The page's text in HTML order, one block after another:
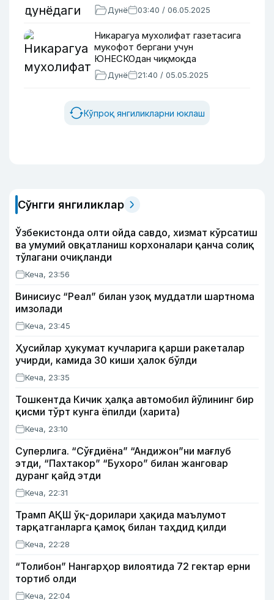
Дунё 03:40 / 06.05.2025
Никарагуа мухолифат газетасига
мукофот бергани учун
ЮНЕСКОдан чиқмоқда
Дунё 21:40 / 05.05.2025
Кўпроқ янгиликларни юклаш
Сўнгги янгиликлар
Ўзбекистонда олти ойда савдо, хизмат кўрсатиш
ва умумий овқатланиш корхоналари қанча солиқ
тўлагани очиқланди
Кеча, 23:56
Винисиус “Реал” билан узоқ муддатли шартнома
имзолади
Кеча, 23:45
Ҳусийлар ҳукумат кучларига қарши ракеталар
учирди, камида 30 киши ҳалок бўлди
Кеча, 23:35
Тошкентда Кичик ҳалқа автомобил йўлининг бир
қисми тўрт кунга ёпилди (харита)
Кеча, 23:10
Суперлига. “Сўғдиёна” “Андижон”ни мағлуб
этди, “Пахтакор” “Бухоро” билан жанговар
дуранг қайд этди
Кеча, 22:31
Трамп АҚШ ўқ-дорилари ҳақида маълумот
тарқатганларга қамоқ билан таҳдид қилди
Кеча, 22:28
“Толибон” Нангарҳор вилоятида 72 гектар ерни
тортиб олди
Кеча, 22:04